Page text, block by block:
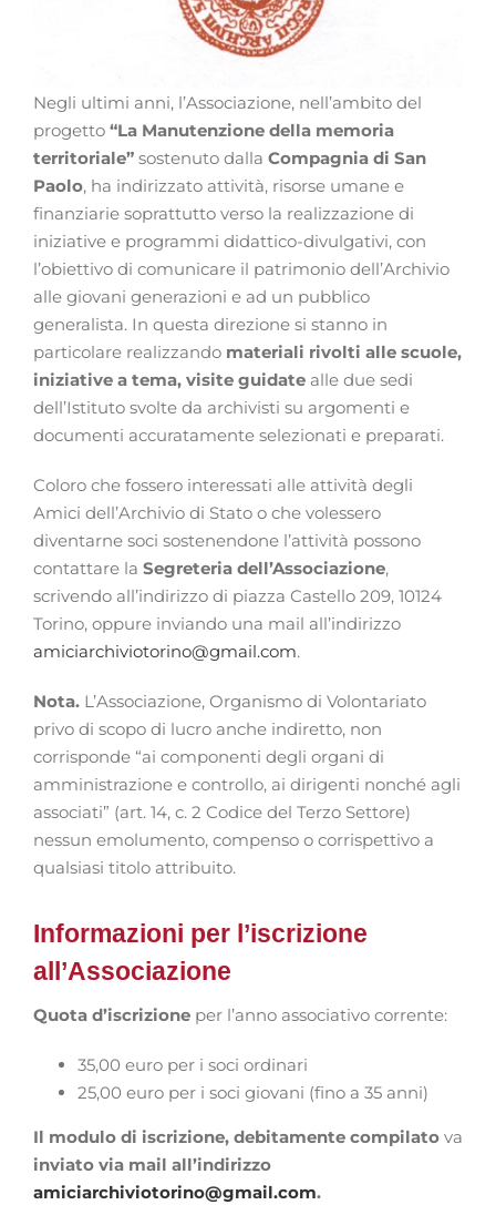
Negli ultimi anni, l’Associazione, nell’ambito del
progetto “La Manutenzione della memoria
territoriale” sostenuto dalla Compagnia di San
Paolo, ha indirizzato attività, risorse umane e
finanziarie soprattutto verso la realizzazione di
iniziative e programmi didattico-divulgativi, con
l’obiettivo di comunicare il patrimonio dell’Archivio
alle giovani generazioni e ad un pubblico
generalista. In questa direzione si stanno in
particolare realizzando materiali rivolti alle scuole,
iniziative a tema, visite guidate alle due sedi
dell’Istituto svolte da archivisti su argomenti e
documenti accuratamente selezionati e preparati.
Coloro che fossero interessati alle attività degli
Amici dell’Archivio di Stato o che volessero
diventarne soci sostenendone l’attività possono
contattare la Segreteria dell’Associazione,
scrivendo all’indirizzo di piazza Castello 209, 10124
Torino, oppure inviando una mail all’indirizzo
amiciarchiviotorino@gmail.com.
Nota. L’Associazione, Organismo di Volontariato
privo di scopo di lucro anche indiretto, non
corrisponde “ai componenti degli organi di
amministrazione e controllo, ai dirigenti nonché agli
associati” (art. 14, c. 2 Codice del Terzo Settore)
nessun emolumento, compenso o corrispettivo a
qualsiasi titolo attribuito.
Informazioni per l’iscrizione
all’Associazione
Quota d’iscrizione per l’anno associativo corrente:
35,00 euro per i soci ordinari
25,00 euro per i soci giovani (fino a 35 anni)
Il modulo di iscrizione, debitamente compilato va
inviato via mail all’indirizzo
amiciarchiviotorino@gmail.com.